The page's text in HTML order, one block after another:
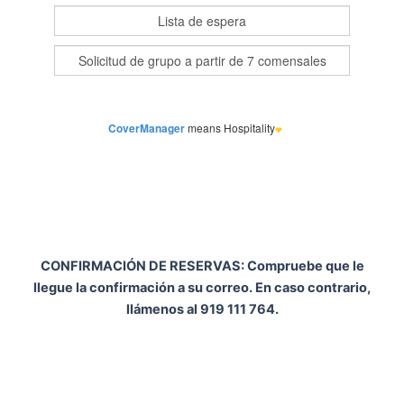
CONFIRMACIÓN DE RESERVAS: Compruebe que le
llegue la confirmacióna su correo. En caso contrario,
llámenos al 919 111 764.